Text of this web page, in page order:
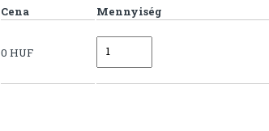
Cena Mennyiség
0 HUF